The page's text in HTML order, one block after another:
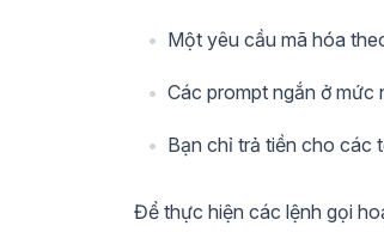
Một yêu cầu mã hóa
Các prompt ngắn ở mức
Bạn chỉ trả tiền cho các
Để thực hiện các lệnh gọi